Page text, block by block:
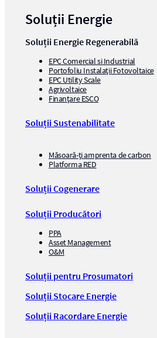
Soluții Energie
Soluții Energie Regenerabilă
EPC Comercial si Industrial
Portofoliu Instalații Fotovoltaice
EPC Utility Scale
Agrivoltaice
Finanțare ESCO
Soluții Sustenabilitate
Măsoară-ți amprenta de carbon
Platforma RED
Soluții Cogenerare
Soluții Producători
PPA
Asset Management
O&M
Soluții pentru Prosumatori
Soluții Stocare Energie
Soluții Racordare Energie